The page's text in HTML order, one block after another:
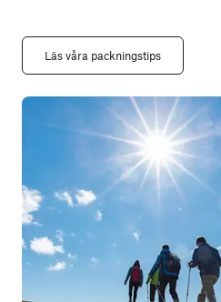
Läs våra packningstips